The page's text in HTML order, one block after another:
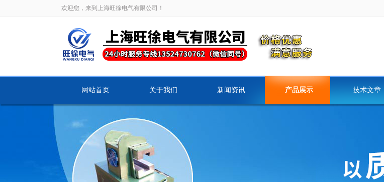
欢迎您，来到上海旺徐电气有限公司！
网站首页 关于我们 新闻资讯 产品展示 技术文章